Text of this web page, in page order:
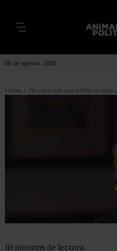
06 de agosto, 2026
Home >
10 minutos de lectura